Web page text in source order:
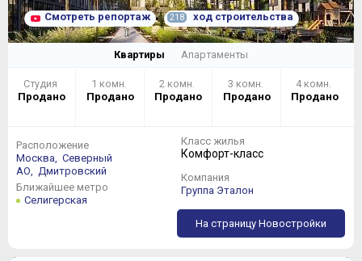
Смотреть репортаж 218 ход строительства
Квартиры
Студия
Продано
1 комн.
Продано
2 комн.
Продано
3 комн.
Продано
4 комн.
Продано
Апартаменты
Расположение
Москва, Северный
АО, Дмитровский
Ближайшее метро
Селигерская
Класс жилья
Комфорт-класс
Компания
Группа Эталон
На страницу Новостройки